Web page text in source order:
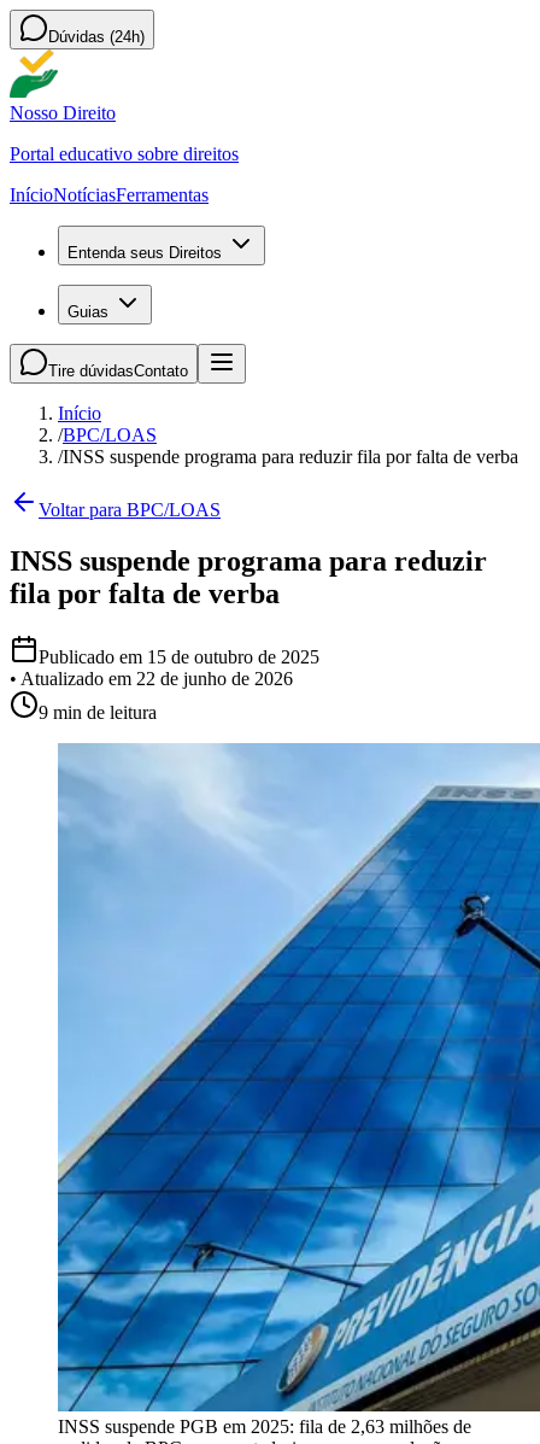
Dúvidas (24h)
Nosso Direito
Portal educativo sobre direitos
InícioNotíciasFerramentas
Entenda seus Direitos
Guias
Tire dúvidasContato
Início
/BPC/LOAS
/INSS suspende programa para reduzir fila por falta de verba
Voltar para BPC/LOAS
INSS suspende programa para reduzir
fila por falta de verba
Publicado em 15 de outubro de 2025
• Atualizado em 22 de junho de 2026
9 min de leitura
INSS suspende PGB em 2025: fila de 2,63 milhões de